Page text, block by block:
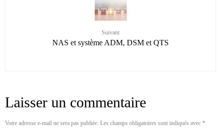
Suivant
NAS et système ADM, DSM et QTS
Laisser un commentaire
Votre adresse e-mail ne sera pas publiée. Les champs obligatoires sont indiqués avec *